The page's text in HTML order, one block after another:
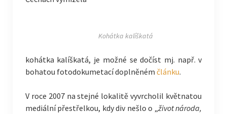
Kohátka kalíškatá
kohátka kalíškatá, je možné se dočíst mj. např. v
bohatou fotodokumetací doplněném článku.
V roce 2007 na stejné lokalitě vyvrcholil květnatou
mediální přestřelkou, kdy div nešlo o „život národa,